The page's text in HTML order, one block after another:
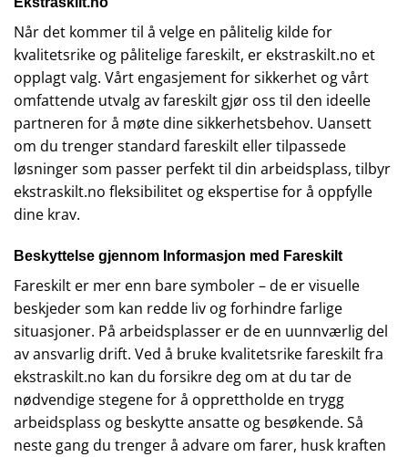
Når det kommer til å velge en pålitelig kilde for
kvalitetsrike og pålitelige fareskilt, er ekstraskilt.no et
opplagt valg. Vårt engasjement for sikkerhet og vårt
omfattende utvalg av fareskilt gjør oss til den ideelle
partneren for å møte dine sikkerhetsbehov. Uansett
om du trenger standard fareskilt eller tilpassede
løsninger som passer perfekt til din arbeidsplass, tilbyr
ekstraskilt.no fleksibilitet og ekspertise for å oppfylle
dine krav.
Beskyttelse gjennom Informasjon med Fareskilt
Fareskilt er mer enn bare symboler – de er visuelle
beskjeder som kan redde liv og forhindre farlige
situasjoner. På arbeidsplasser er de en uunnværlig del
av ansvarlig drift. Ved å bruke kvalitetsrike fareskilt fra
ekstraskilt.no kan du forsikre deg om at du tar de
nødvendige stegene for å opprettholde en trygg
arbeidsplass og beskytte ansatte og besøkende. Så
neste gang du trenger å advare om farer, husk kraften